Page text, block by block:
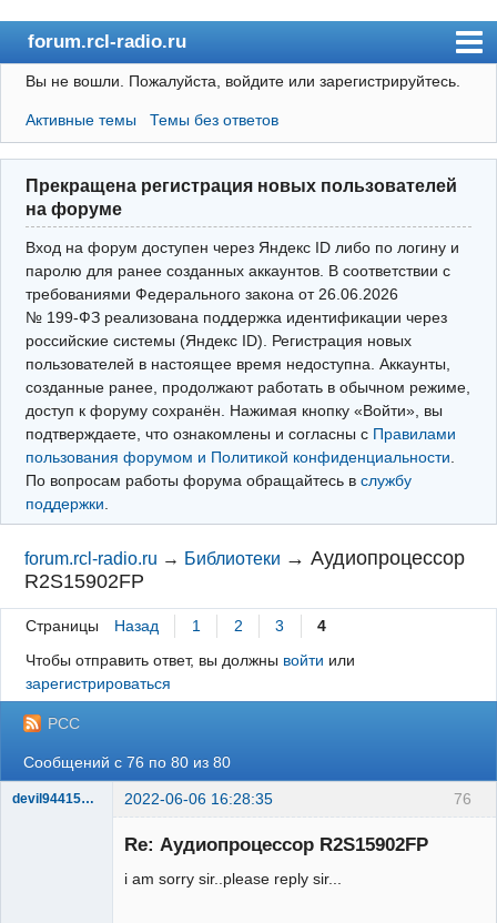
forum.rcl-radio.ru
rcl-radio.ru
Форум
Пользователи
Правила
Поиск
Вход(логин\пароль)
Войти через Яндекс ID
Выйти
Вы не вошли. Пожалуйста, войдите или зарегистрируйтесь.
Активные темы Темы без ответов
Прекращена регистрация новых пользователей
на форуме
Вход на форум доступен через Яндекс ID либо по логину и
паролю для ранее созданных аккаунтов. В соответствии с
требованиями Федерального закона от 26.06.2026
№ 199‑ФЗ реализована поддержка идентификации через
российские системы (Яндекс ID). Регистрация новых
пользователей в настоящее время недоступна. Аккаунты,
созданные ранее, продолжают работать в обычном режиме,
доступ к форуму сохранён. Нажимая кнопку «Войти», вы
подтверждаете, что ознакомлены и согласны с Правилами
пользования форумом и Политикой конфиденциальности
По вопросам работы форума обращайтесь в службу
поддержки
forum.rcl-radio.ru → Библиотеки →Аудиопроцессор
R2S15902FP
Страницы Назад 1 2 3
4
Чтобы отправить ответ, вы должны войти или
зарегистрироваться
РСС
Сообщений с 76 по 80 из 80
76
devil94415@99088 2022-06-06 16:28:35
Re: Аудиопроцессор R2S15902FP
i am sorry sir..please reply sir...